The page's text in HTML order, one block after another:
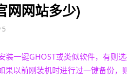
网网站多少)
5
一键GHOST或类似软件，有则
果以前刚装机时进行过一键备份，